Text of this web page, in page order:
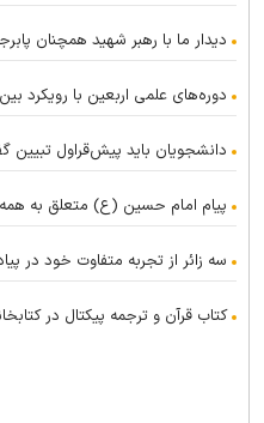
دیدار ما با رهبر شهید همچنان
دوره‌های علمی اربعین با رویکرد
دانشجویان باید پیش‌قراول تبیین
پیام امام حسین (ع) متعلق به
سه زائر از تجربه متفاوت خود در
کتاب قرآن و ترجمه پیکتال در